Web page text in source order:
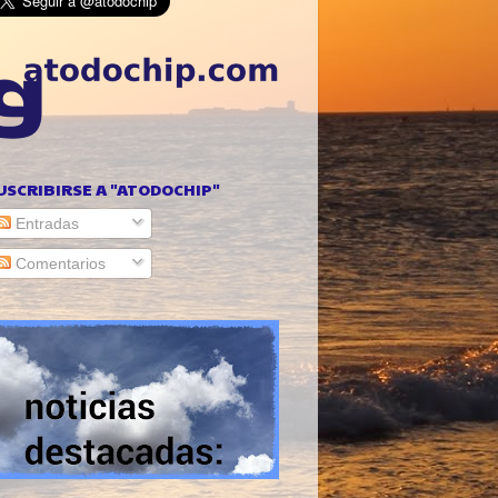
A "ATODOCHIP"
Entradas
Comentarios